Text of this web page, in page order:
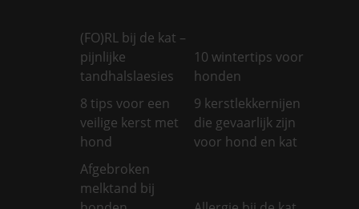
(FO)RL bij de kat –
pijnlijke
tandhalslaesies
10 wintertips voor
honden
8 tips voor een
veilige kerst met
hond
9 kerstlekkernijen
die gevaarlijk zijn
voor hond en kat
Afgebroken
melktand bij